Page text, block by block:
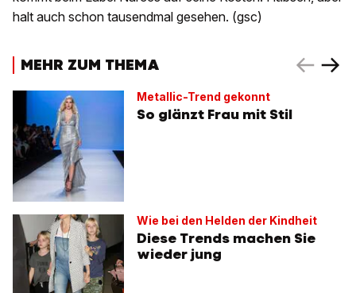
halt auch schon tausendmal gesehen. (gsc)
MEHR ZUM THEMA
Metallic-Trend gekonnt
So glänzt Frau mit Stil
Wie bei den Helden der Kindheit
Diese Trends machen Sie
wieder jung